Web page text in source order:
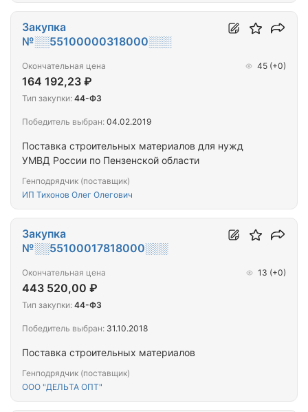
Поставка строительных материалов для нужд
УМВД России по Пензенской области
Генподрядчик (поставщик)
ИП Тихонов Олег Олегович
Закупка
№░░55100000318000░░░
Окончательная цена
164 192,23 ₽
45 (+0)
Тип закупки: 44-ФЗ
Победитель выбран: 04.02.2019
Поставка строительных материалов
Генподрядчик (поставщик)
ООО "ДЕЛЬТА ОПТ"
Закупка
№░░55100017818000░░░
Окончательная цена
443 520,00 ₽
13 (+0)
Тип закупки: 44-ФЗ
Победитель выбран: 31.10.2018